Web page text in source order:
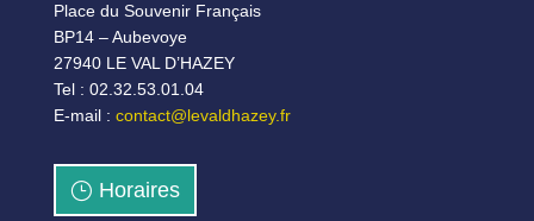
Place du Souvenir Français
BP14 – Aubevoye
27940 LE VAL D’HAZEY
Tel : 02.32.53.01.04
E-mail : contact@levaldhazey.fr
Horaires